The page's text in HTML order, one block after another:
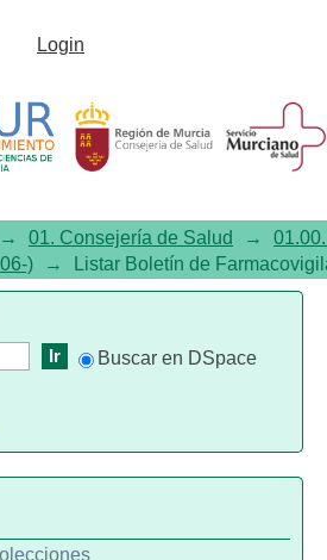
de
) por título
Login
→ 01. Consejería de Salud →
)
→ Listar Boletín de
Buscar en DSpace